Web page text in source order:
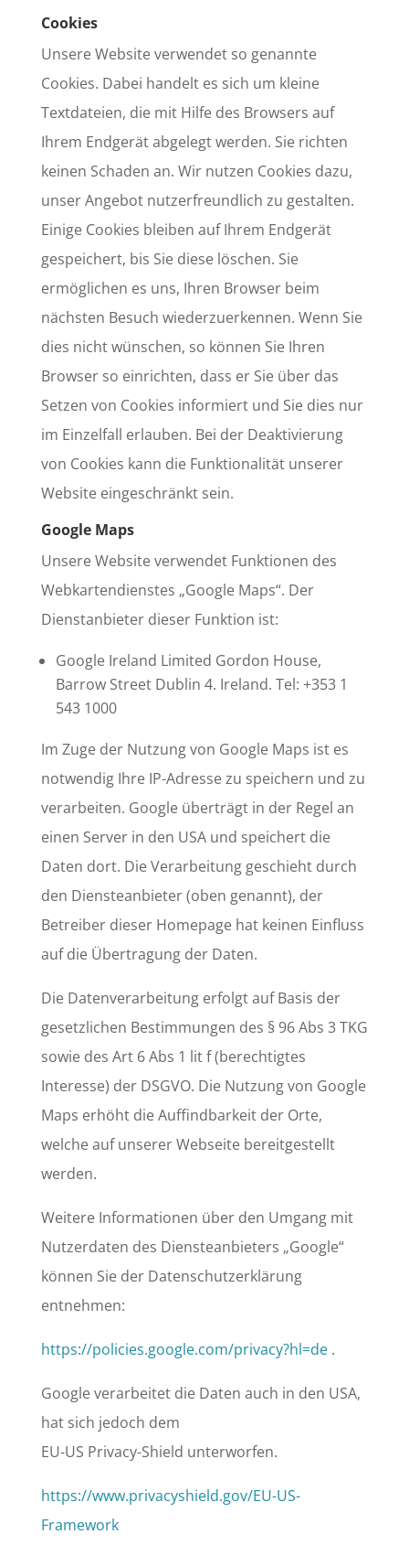
Cookies
Unsere Website verwendet so genannte
Cookies. Dabei handelt es sich um kleine
Textdateien, die mit Hilfe des Browsers auf
Ihrem Endgerät abgelegt werden. Sie richten
keinen Schaden an. Wir nutzen Cookies dazu,
unser Angebot nutzerfreundlich zu gestalten.
Einige Cookies bleiben auf Ihrem Endgerät
gespeichert, bis Sie diese löschen. Sie
ermöglichen es uns, Ihren Browser beim
nächsten Besuch wiederzuerkennen. Wenn Sie
dies nicht wünschen, so können Sie Ihren
Browser so einrichten, dass er Sie über das
Setzen von Cookies informiert und Sie dies nur
im Einzelfall erlauben. Bei der Deaktivierung
von Cookies kann die Funktionalität unserer
Website eingeschränkt sein.
Google Maps
Unsere Website verwendet Funktionen des
Webkartendienstes „Google Maps“. Der
Dienstanbieter dieser Funktion ist:
Google Ireland Limited Gordon House,
Barrow Street Dublin 4. Ireland. Tel: +353 1
543 1000
Im Zuge der Nutzung von Google Maps ist es
notwendig Ihre IP-Adresse zu speichern und zu
verarbeiten. Google überträgt in der Regel an
einen Server in den USA und speichert die
Daten dort. Die Verarbeitung geschieht durch
den Diensteanbieter (oben genannt), der
Betreiber dieser Homepage hat keinen Einfluss
auf die Übertragung der Daten.
Die Datenverarbeitung erfolgt auf Basis der
gesetzlichen Bestimmungen des § 96 Abs 3 TKG
sowie des Art 6 Abs 1 lit f (berechtigtes
Interesse) der DSGVO. Die Nutzung von Google
Maps erhöht die Auffindbarkeit der Orte,
welche auf unserer Webseite bereitgestellt
werden.
Weitere Informationen über den Umgang mit
Nutzerdaten des Diensteanbieters „Google“
können Sie der Datenschutzerklärung
entnehmen:
https://policies.google.com/privacy?hl=de .
Google verarbeitet die Daten auch in den USA,
hat sich jedoch dem
EU-US Privacy-Shield unterworfen.
https://www.privacyshield.gov/EU-US-
Framework